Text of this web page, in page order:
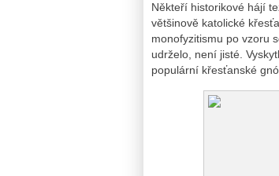
Někteří historikové hájí
většinově katolické
monofyzitismu po vzoru
udrželo, není jisté.
populární křesťanské